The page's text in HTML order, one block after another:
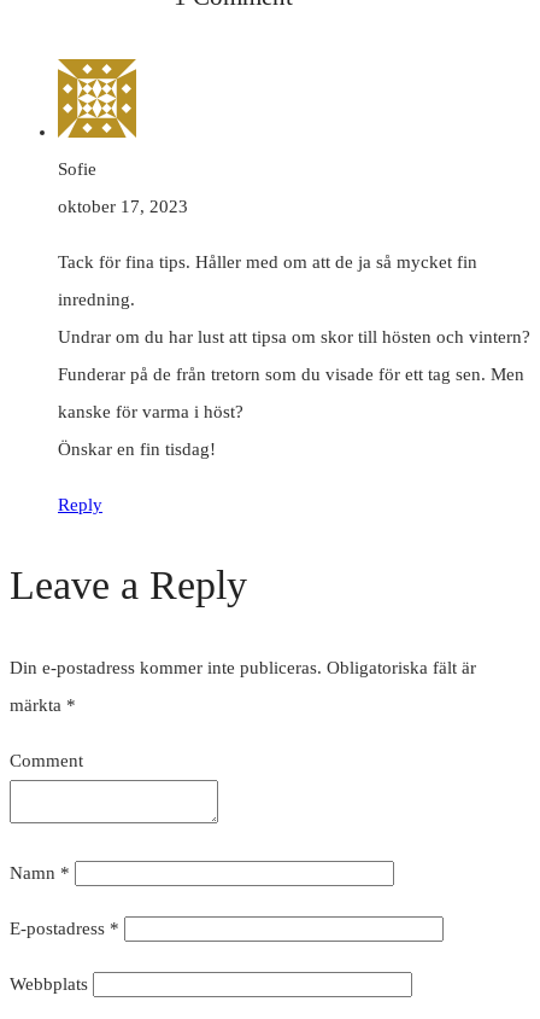
Sofie
oktober 17, 2023
Tack för fina tips. Håller med om att de ja så mycket fin
inredning.
Undrar om du har lust att tipsa om skor till hösten och vintern?
Funderar på de från tretorn som du visade för ett tag sen. Men
kanske för varma i höst?
Önskar en fin tisdag!
Reply
Leave a Reply
Din e-postadress kommer inte publiceras. Obligatoriska fält är
märkta *
Comment
Namn *
E-postadress *
Webbplats